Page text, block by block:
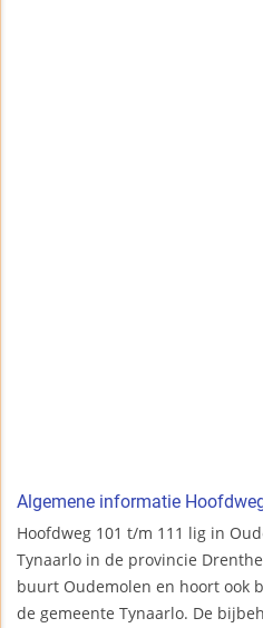
Algemene informatie
Hoofdweg 101 t/m 111 lig in
Tynaarlo in de provincie
buurt Oudemolen en hoort ook
de gemeente Tynaarlo. De